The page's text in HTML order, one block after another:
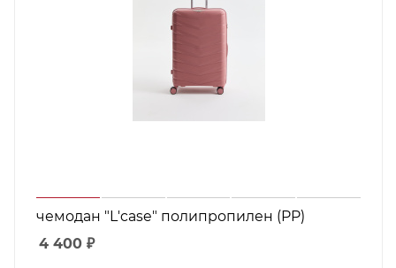
чемодан "L'case" полипропилен (PP)
4 400 ₽